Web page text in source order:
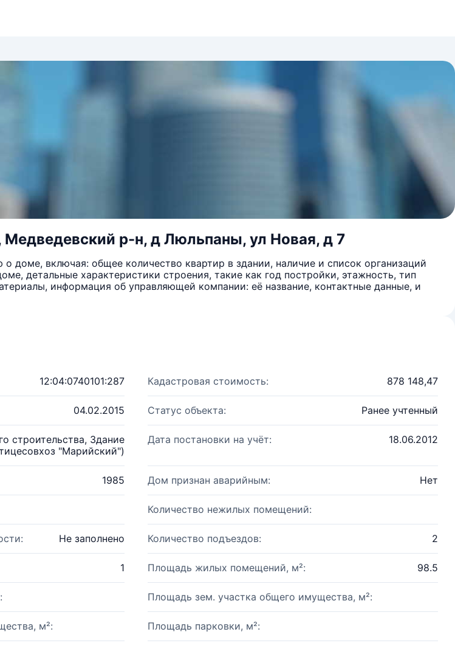
р-н, д Люльпаны, ул Новая, д 7
доме, включая: общее количество квартир в здании, наличие и список организаций
детальные характеристики строения, такие как год постройки, этажность, тип
информация об управляющей компании: её название, контактные данные, и
12:04:0740101:287 Кадастровая стоимость: 878 148,47
04.02.2015 Статус объекта: Ранее учтенный
строительства, Здание
"Марийский")
Дата постановки на учёт: 18.06.2012
1985 Дом признан аварийным: Нет
Количество нежилых помещений:
Не заполнено Количество подъездов: 2
1 Площадь жилых помещений, м²: 98.5
Площадь зем. участка общего имущества, м²:
м²: Площадь парковки, м²: